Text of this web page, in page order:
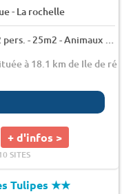
- La rochelle
à 18.1 km de Ile de ré
+ d'infos >
SITES
Tulipes★★